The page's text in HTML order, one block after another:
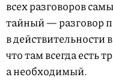
всех разговоров
тайный — разговор
в действительности
что там всегда есть
а необходимый.